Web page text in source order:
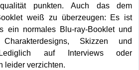
punkten. Auch das dem
weiß zu überzeugen: Es ist
ein normales Blu-ray-Booklet und
Skizzen und
Lediglich auf Interviews oder
leider verzichten.